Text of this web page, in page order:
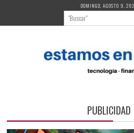
contenido
DOMINGO, AGOSTO 9,
PUBLICIDAD